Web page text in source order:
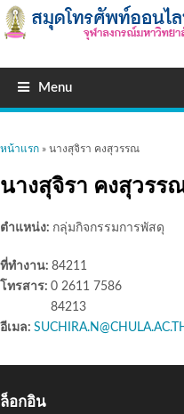
Menu
คุณอยู่ที่นี่
หน้าแรก » นางสุจิรา คงสุวรรณ
นางสุจิรา คงสุวรร
ตำแหน่ง: กลุ่มกิจกรรมการพัสดุ
ที่ทำงาน: 84211
โทรสาร: 0 2611 7586
84213
อีเมล:
ล็อกอิน